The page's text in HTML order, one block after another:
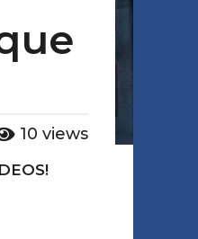
10 views